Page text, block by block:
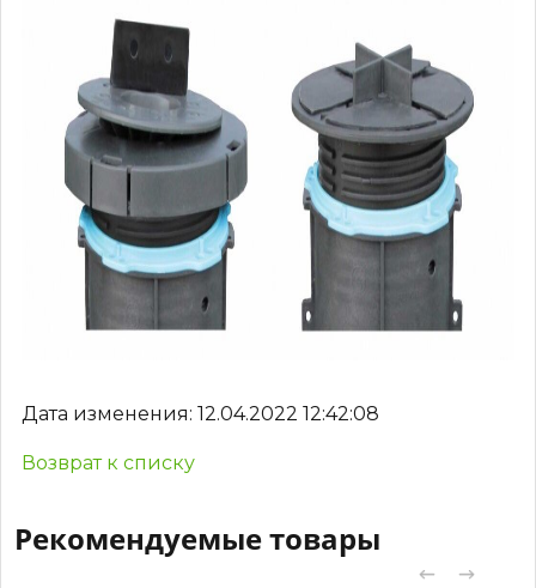
Дата изменения: 12.04.2022 12:42:08
Возврат к списку
Рекомендуемые товары